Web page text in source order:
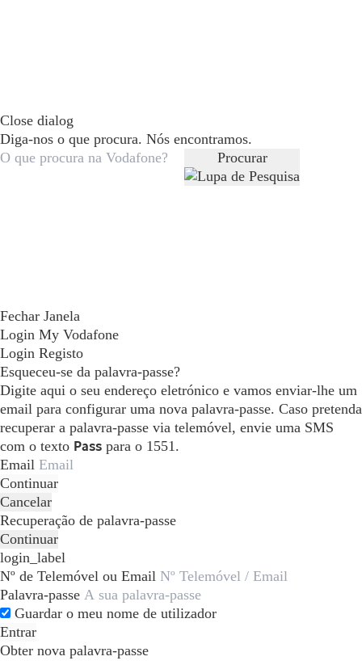
Close dialog
Diga-nos o que procura. Nós encontramos.
Procurar
Fechar Janela
Login My Vodafone
Login Registo
Esqueceu-se da palavra-passe?
Digite aqui o seu endereço eletrónico e vamos enviar-lhe um
email para configurar uma nova palavra-passe. Caso pretenda
recuperar a palavra-passe via telemóvel, envie uma SMS
com o texto Pass para o 1551.
Email
Continuar
Cancelar
Recuperação de palavra-passe
Continuar
login_label
Nº de Telemóvel ou Email
Palavra-passe
Guardar o meu nome de utilizador
Entrar
Obter nova palavra-passe